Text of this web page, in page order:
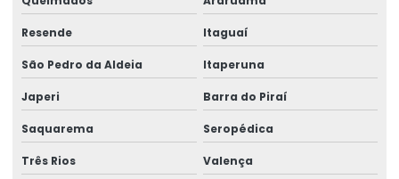
Etiquetas Adesivas Em Diferentes Medidas
Etiquetas Adesivas Metalizadas Para Produtos
Etiquetas Adesivas Metalizadas Personalizadas
Etiquetas Adesivas Para Embalagens Comerciais
Etiquetas Adesivas Para Festas E Eventos
Resende Itaguaí
São Pedro da Aldeia Itaperuna
Japeri Barra do Piraí
Saquarema Seropédica
Três Rios Valença